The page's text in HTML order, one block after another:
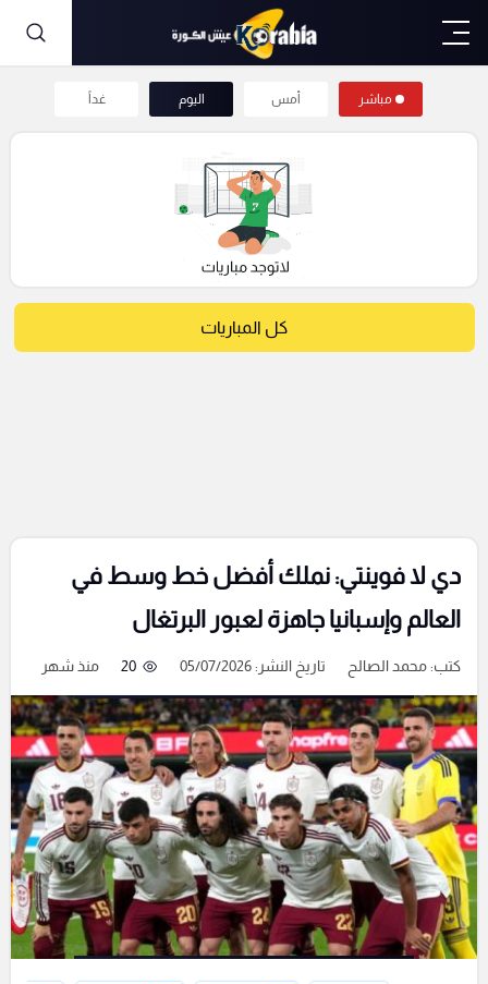
مباشر أمس اليوم غداً
كل المباريات
دي لا فوينتي: نملك أفضل خط وسط في
العالم وإسبانيا جاهزة لعبور البرتغال
كتب:محمد الصالح تاريخ النشر: 05/07/2026 20 منذ شهر